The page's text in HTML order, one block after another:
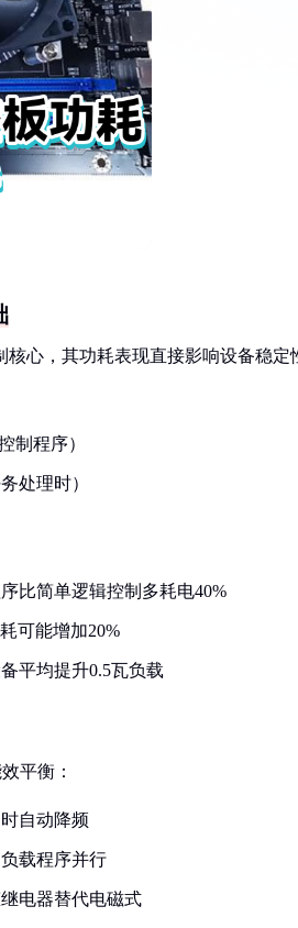
核心，其功耗表现直接影响设备稳定
制程序）
处理时）
比简单逻辑控制多耗电40%
可能增加20%
平均提升0.5瓦负载
平衡：
自动降频
载程序并行
电器替代电磁式